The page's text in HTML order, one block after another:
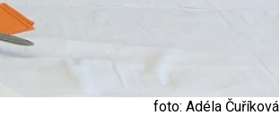
foto: Adéla Čuříková